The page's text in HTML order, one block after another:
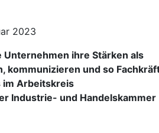
2023
ihre Stärken als
kommunizieren und so
im Arbeitskreis
Industrie- und Handelskammer